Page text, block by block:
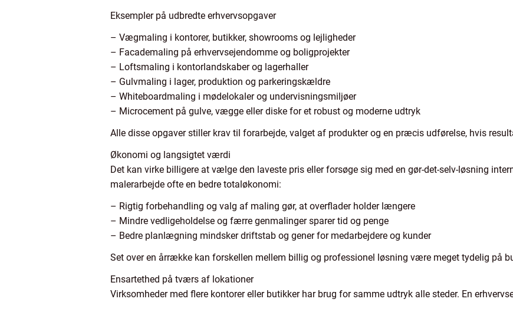
Eksempler på udbredte erhvervsopgaver
– Vægmaling i kontorer, butikker, showrooms og lejligheder
– Facademaling på erhvervsejendomme og boligprojekter
– Loftsmaling i kontorlandskaber og lagerhaller
– Gulvmaling i lager, produktion og parkeringskældre
– Whiteboardmaling i mødelokaler og undervisningsmiljøer
– Microcement på gulve, vægge eller diske for et robust og moderne udtryk
Alle disse opgaver stiller krav til forarbejde, valget af produkter og en præcis udførelse, hvis
Økonomi og langsigtet værdi
Det kan virke billigere at vælge den laveste pris eller forsøge sig med en gør-det-selv-løsning
malerarbejde ofte en bedre totaløkonomi:
– Rigtig forbehandling og valg af maling gør, at overflader holder længere
– Mindre vedligeholdelse og færre genmalinger sparer tid og penge
– Bedre planlægning mindsker driftstab og gener for medarbejdere og kunder
Set over en årrække kan forskellen mellem billig og professionel løsning være meget tydelig på
Ensartethed på tværs af lokationer
Virksomheder med flere kontorer eller butikker har brug for samme udtryk alle steder. En